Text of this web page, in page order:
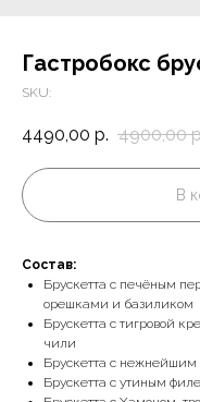
Гастробокс
SKU:
4490,00 р. 4900,00
В
Состав:
Брускетта с печёным
орешками и базиликом
Брускетта с тигровой
чили
Брускетта с нежнейшим
Брускетта с утиным